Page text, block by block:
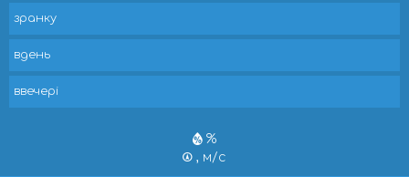
зранку
вдень
ввечері
%
, м/с